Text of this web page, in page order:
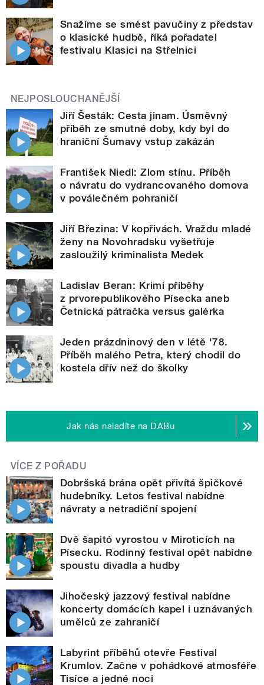
Snažíme se smést pavučiny z představ
o klasické hudbě, říká pořadatel
festivalu Klasici na Střelnici
NEJPOSLOUCHANĚJŠÍ
Jiří Šesták: Cesta jinam. Úsměvný
příběh ze smutné doby, kdy byl do
hraniční Šumavy vstup zakázán
František Niedl: Zlom stínu. Příběh
o návratu do vydrancovaného domova
v poválečném pohraničí
Jiří Březina: V kopřivách. Vraždu mladé
ženy na Novohradsku vyšetřuje
zasloužilý kriminalista Medek
Ladislav Beran: Krimi příběhy
z prvorepublikového Písecka aneb
Četnická pátračka versus galérka
Jeden prázdninový den v létě '78.
Příběh malého Petra, který chodil do
kostela dřív než do školky
Jak nás naladíte na DABu
VÍCE Z POŘADU
Dobršská brána opět přivítá špičkové
hudebníky. Letos festival nabídne
návraty a netradiční spojení
Dvě šapitó vyrostou v Miroticích na
Písecku. Rodinný festival opět nabídne
spoustu divadla a hudby
Jihočeský jazzový festival nabídne
koncerty domácích kapel i uznávaných
umělců ze zahraničí
Labyrint příběhů otevře Festival
Krumlov. Začne v pohádkové atmosféře
Tisíce a jedné noci